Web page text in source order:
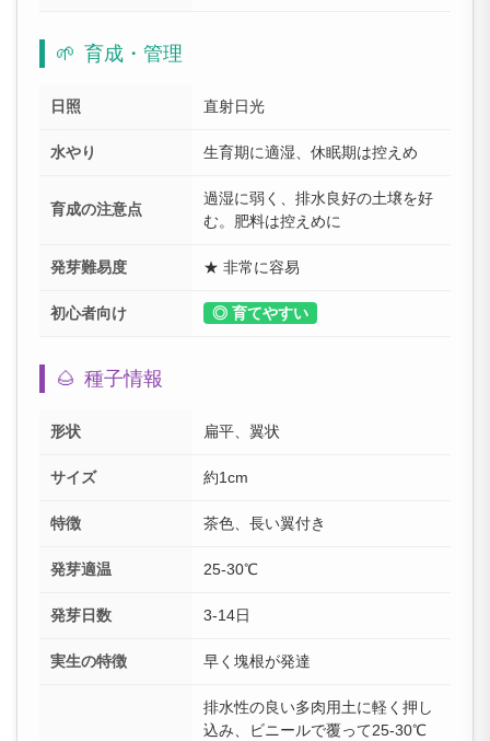
🌱 育成・管理
日照 直射日光
水やり 生育期に適湿、休眠期は控えめ
育成の注意点
過湿に弱く、排水良好の土壌を好
む。肥料は控えめに
発芽難易度 ★ 非常に容易
初心者向け ◎ 育てやすい
🌰 種子情報
形状 扁平、翼状
サイズ 約1cm
特徴 茶色、長い翼付き
発芽適温 25-30℃
発芽日数 3-14日
実生の特徴 早く塊根が発達
排水性の良い多肉用土に軽く押し
込み、ビニールで覆って25-30℃